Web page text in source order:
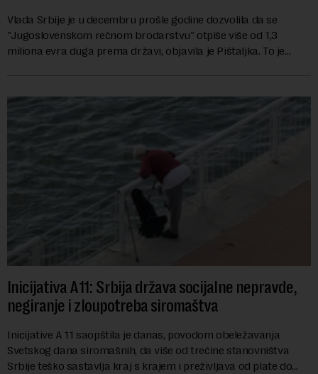
Vlada Srbije je u decembru prošle godine dozvolila da se
"Jugoslovenskom rečnom brodarstvu" otpiše više od 1,3
miliona evra duga prema državi, objavila je Pištaljka. To je
Inicijativa A11: Srbija država socijalne nepravde,
negiranje i zloupotreba siromaštva
Inicijative A 11 saopštila je danas, povodom obeležavanja
Svetskog dana siromašnih, da više od trećine stanovništva
Srbije teško sastavlja kraj s krajem i preživljava od plate do